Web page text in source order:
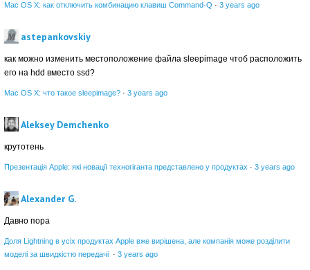
Mac OS X: как отключить комбинацию клавиш Command-Q · 3 years ago
astepankovskiy
как можно изменить местоположение файла sleepimage чтоб расположить
его на hdd вместо ssd?
Mac OS X: что такое sleepimage? · 3 years ago
Aleksey Demchenko
крутотень
Презентація Apple: які новації техногіганта представлено у продуктах · 3 years ago
Alexander G.
Давно пора
Доля Lightning в усіх продуктах Apple вже вирішена, але компанія може розділити
моделі за швидкістю передачі · 3 years ago